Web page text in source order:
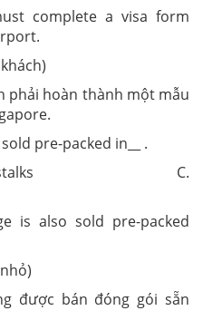
complete a visa form
phải hoàn thành một mẫu
pre-packed in__ .
stalks C.
is also sold pre-packed
được bán đóng gói sẵn